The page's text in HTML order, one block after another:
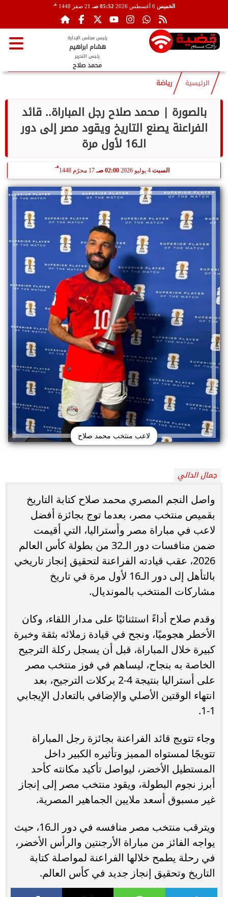
الخميس 05:52 صـ 21 صفر 1448 هـ
رئيس مجلس الإدارة
هشام ابراهيم
رئيس التحرير
محمد صلاح
الرئيسية رياضة
بالصورة | محمد صلاح رجل المباراة.. قائد
الفراعنة يصنع التاريخ ويقود مصر إلى دور
الـ16 لأول مرة
السبت 4 يوليو 2026 02:00 صـ 17 محرّم 1448
هـ
لاعب منتخب محمد صلاح
جمال الدالي
واصل النجم المصري محمد صلاح كتابة التاريخ
بقميص منتخب مصر، بعدما توج بجائزة أفضل
لاعب في مباراة مصر وأستراليا، التي أقيمت
ضمن منافسات دور الـ32 من بطولة كأس العالم
2026، عقب قيادته الفراعنة لتحقيق إنجاز تاريخي
بالتأهل إلى دور الـ16 لأول مرة في تاريخ
مشاركات المنتخب بالمونديال.
وقدم صلاح أداءً استثنائيًا على مدار اللقاء، وكان
الأخطر هجوميًا، ونجح في قيادة زملائه بثقة وخبرة
كبيرة خلال المباراة، قبل أن يسجل ركلة الترجيح
الخاصة به بنجاح، ليساهم في فوز منتخب مصر
على أستراليا بنتيجة 4-2 بركلات الترجيح، بعد
انتهاء الوقتين الأصلي والإضافي بالتعادل الإيجابي
1-1.
وجاء تتويج قائد الفراعنة بجائزة رجل المباراة
تتويجًا لمستواه المميز وتأثيره الكبير داخل
المستطيل الأخضر، ليواصل تأكيد مكانته كأحد
أبرز نجوم البطولة، ويقود منتخب مصر إلى إنجاز
غير مسبوق أسعد ملايين الجماهير المصرية.
ويترقب منتخب مصر منافسه في دور الـ16، حيث
يواجه الفائز من مباراة الأرجنتين والرأس الأخضر،
في رحلة يطمح خلالها الفراعنة لمواصلة كتابة
التاريخ وتحقيق إنجاز جديد في كأس العالم.